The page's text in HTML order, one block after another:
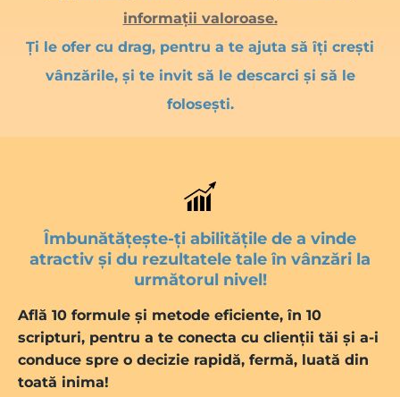
informații valoroase.
Ți le ofer cu drag, pentru a te ajuta să îți crești
vânzările, și te invit să le descarci și să le
folosești.
Îmbunătățește-ți abilitățile de a vinde
atractiv și du rezultatele tale în vânzări la
următorul nivel!
Află 10 formule și metode eficiente, în 10
scripturi, pentru a te conecta cu clienții tăi și a-i
conduce spre o decizie rapidă, fermă, luată din
toată inima!